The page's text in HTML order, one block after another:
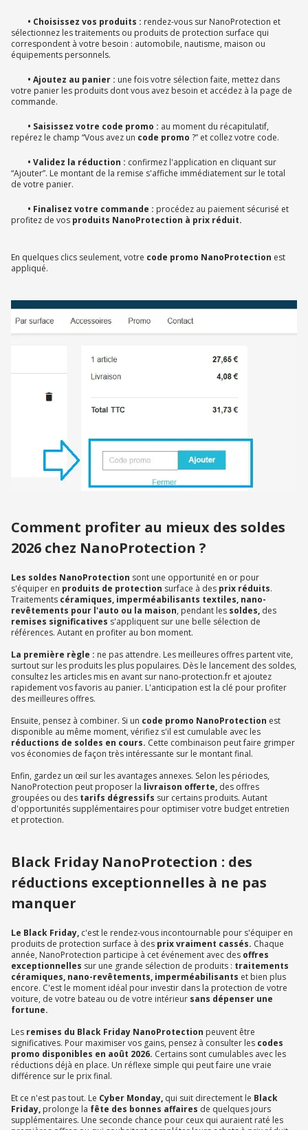
• Choisissez vos produits : rendez-vous sur NanoProtection et
sélectionnez les traitements ou produits de protection surface qui
correspondent à votre besoin : automobile, nautisme, maison ou
équipements personnels.
• Ajoutez au panier : une fois votre sélection faite, mettez dans
votre panier les produits dont vous avez besoin et accédez à la page de
commande.
• Saisissez votre code promo : au moment du récapitulatif,
repérez le champ “Vous avez un code promo ?” et collez votre code.
• Validez la réduction : confirmez l'application en cliquant sur
“Ajouter”. Le montant de la remise s'affiche immédiatement sur le total
de votre panier.
• Finalisez votre commande : procédez au paiement sécurisé et
profitez de vos produits NanoProtection à prix réduit.
En quelques clics seulement, votre code promo NanoProtection est
appliqué.
Comment profiter au mieux des soldes
2026 chez NanoProtection ?
Les soldes NanoProtection sont une opportunité en or pour
s'équiper en produits de protection surface à des prix réduits.
Traitements céramiques, imperméabilisants textiles, nano-
revêtements pour l'auto ou la maison, pendant les soldes, des
remises significatives s'appliquent sur une belle sélection de
références. Autant en profiter au bon moment.
La première règle : ne pas attendre. Les meilleures offres partent vite,
surtout sur les produits les plus populaires. Dès le lancement des soldes,
consultez les articles mis en avant sur nano-protection.fr et ajoutez
rapidement vos favoris au panier. L'anticipation est la clé pour profiter
des meilleures offres.
Ensuite, pensez à combiner. Si un code promo NanoProtection est
disponible au même moment, vérifiez s'il est cumulable avec les
réductions de soldes en cours. Cette combinaison peut faire grimper
vos économies de façon très intéressante sur le montant final.
Enfin, gardez un œil sur les avantages annexes. Selon les périodes,
NanoProtection peut proposer la livraison offerte, des offres
groupées ou des tarifs dégressifs sur certains produits. Autant
d'opportunités supplémentaires pour optimiser votre budget entretien
et protection.
Black Friday NanoProtection : des
réductions exceptionnelles à ne pas
manquer
Le Black Friday, c'est le rendez-vous incontournable pour s'équiper en
produits de protection surface à des prix vraiment cassés. Chaque
année, NanoProtection participe à cet événement avec des offres
exceptionnelles sur une grande sélection de produits : traitements
céramiques, nano-revêtements, imperméabilisants et bien plus
encore. C'est le moment idéal pour investir dans la protection de votre
voiture, de votre bateau ou de votre intérieur sans dépenser une
fortune.
Les remises du Black Friday NanoProtection peuvent être
significatives. Pour maximiser vos gains, pensez à consulter les codes
promo disponibles en août 2026. Certains sont cumulables avec les
réductions déjà en place. Un réflexe simple qui peut faire une vraie
différence sur le prix final.
Et ce n'est pas tout. Le Cyber Monday, qui suit directement le Black
Friday, prolonge la fête des bonnes affaires de quelques jours
supplémentaires. Une seconde chance pour ceux qui auraient raté les